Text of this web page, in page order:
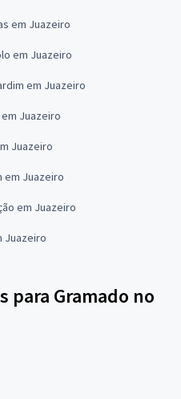
em Juazeiro
em Juazeiro
em Juazeiro
Juazeiro
Juazeiro
em Juazeiro
em Juazeiro
Juazeiro
para Gramado no